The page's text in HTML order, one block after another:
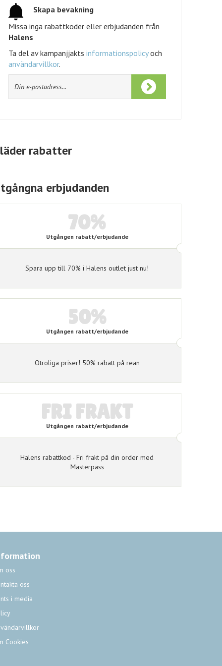
Skapa bevakning
Missa inga rabattkoder eller erbjudanden från
Halens
Ta del av kampanjjakts
användarvillkor.
erbjudanden
70%
Utgången rabatt/erbjudande
50%
Utgången rabatt/erbjudande
FRI FRAKT
Utgången rabatt/erbjudande
Halens rabattkod - Fri frakt på din order med
oss
oss
i media